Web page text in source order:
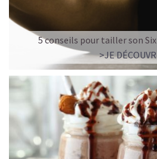
LE PLAISIR D’UN DESSERT
TROP
5 conseils pour tailler son
>JE